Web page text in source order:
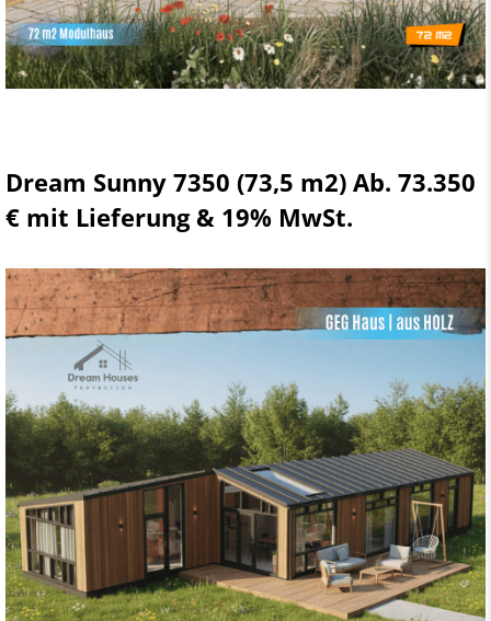
Dream Sunny 7350 (73,5 m2) Ab. 73.350
€ mit Lieferung & 19% MwSt.